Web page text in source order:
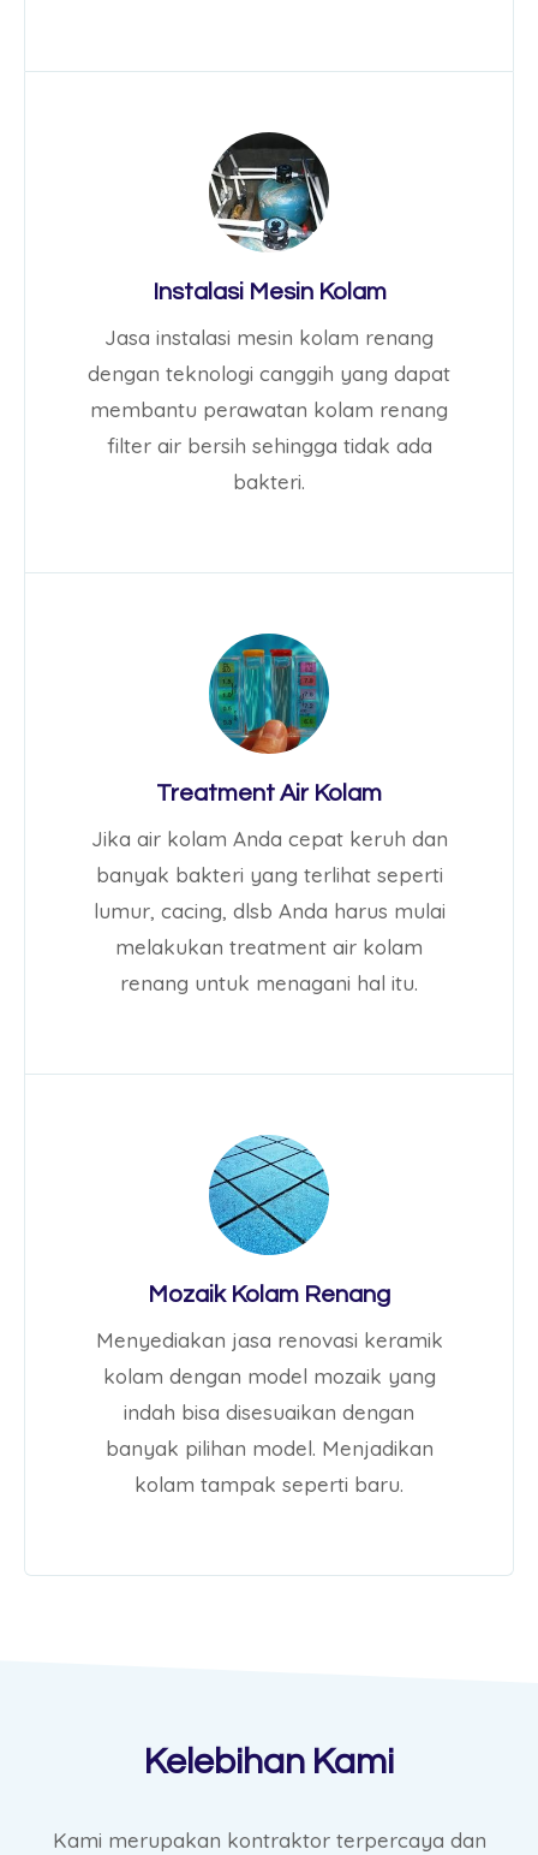
Instalasi Mesin Kolam
Jasa instalasi mesin kolam renang
dengan teknologi canggih yang dapat
membantu perawatan kolam renang
filter air bersih sehingga tidak ada
bakteri.
Treatment Air Kolam
Jika air kolam Anda cepat keruh dan
banyak bakteri yang terlihat seperti
lumur, cacing, dlsb Anda harus mulai
melakukan treatment air kolam
renang untuk menagani hal itu.
Mozaik Kolam Renang
Menyediakan jasa renovasi keramik
kolam dengan model mozaik yang
indah bisa disesuaikan dengan
banyak pilihan model. Menjadikan
kolam tampak seperti baru.
Kelebihan Kami
Kami merupakan kontraktor terpercaya dan